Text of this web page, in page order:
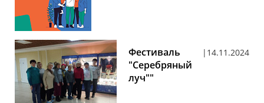
Фестиваль
"Серебряный
луч""
14.11.2024